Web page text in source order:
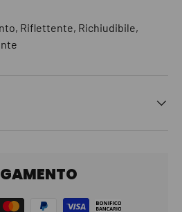
Riflettente, Richiudibile,